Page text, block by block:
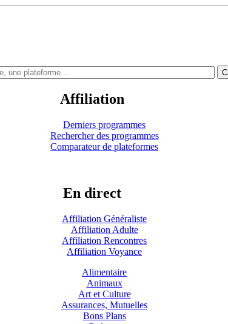
Affiliation
Derniers programmes
Rechercher des programmes
Comparateur de plateformes
En direct
Affiliation Généraliste
Affiliation Adulte
Affiliation Rencontres
Affiliation Voyance
Alimentaire
Animaux
Art et Culture
Assurances, Mutuelles
Bons Plans